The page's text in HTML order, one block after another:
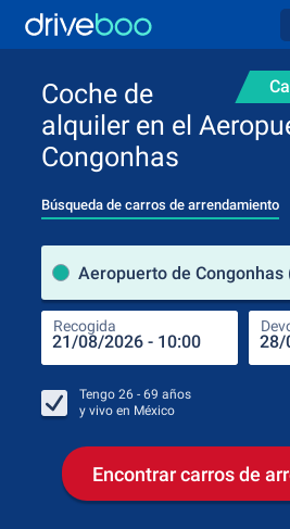
Coche de
alquiler en el
Congonhas
Búsqueda de carros de arrendamiento
Aeropuerto de
Recogida
Tengo 26 - 69 años
y vivo en México
Encontrar carros de